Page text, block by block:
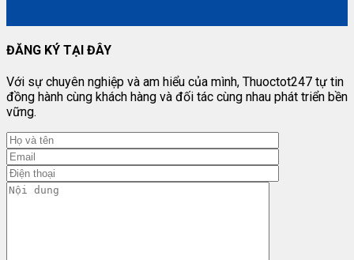
ĐĂNG KÝ TẠI ĐÂY
Với sự chuyên nghiệp và am hiểu của mình, Thuoctot247 tự tin
đồng hành cùng khách hàng và đối tác cùng nhau phát triển bền
vững.